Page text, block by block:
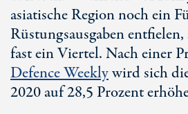
asiatische Region noch ein
Rüstungsausgaben
fast ein Viertel. Nach einer
Defence Weeklywird sich
2020 auf 28,5 Prozent